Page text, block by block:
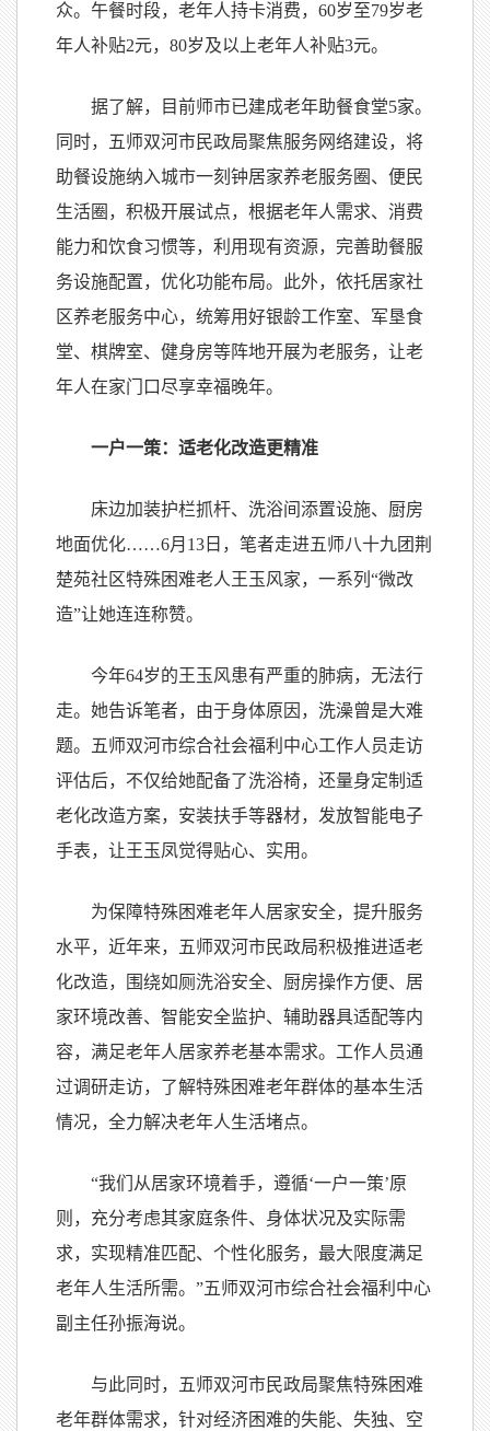
众。午餐时段，老年人持卡消费，60岁至79岁老
年人补贴2元，80岁及以上老年人补贴3元。
据了解，目前师市已建成老年助餐食堂5家。
同时，五师双河市民政局聚焦服务网络建设，将
助餐设施纳入城市一刻钟居家养老服务圈、便民
生活圈，积极开展试点，根据老年人需求、消费
能力和饮食习惯等，利用现有资源，完善助餐服
务设施配置，优化功能布局。此外，依托居家社
区养老服务中心，统筹用好银龄工作室、军垦食
堂、棋牌室、健身房等阵地开展为老服务，让老
年人在家门口尽享幸福晚年。
一户一策：适老化改造更精准
床边加装护栏抓杆、洗浴间添置设施、厨房
地面优化……6月13日，笔者走进五师八十九团荆
楚苑社区特殊困难老人王玉风家，一系列“微改
造”让她连连称赞。
今年64岁的王玉风患有严重的肺病，无法行
走。她告诉笔者，由于身体原因，洗澡曾是大难
题。五师双河市综合社会福利中心工作人员走访
评估后，不仅给她配备了洗浴椅，还量身定制适
老化改造方案，安装扶手等器材，发放智能电子
手表，让王玉凤觉得贴心、实用。
为保障特殊困难老年人居家安全，提升服务
水平，近年来，五师双河市民政局积极推进适老
化改造，围绕如厕洗浴安全、厨房操作方便、居
家环境改善、智能安全监护、辅助器具适配等内
容，满足老年人居家养老基本需求。工作人员通
过调研走访，了解特殊困难老年群体的基本生活
情况，全力解决老年人生活堵点。
“我们从居家环境着手，遵循‘一户一策’原
则，充分考虑其家庭条件、身体状况及实际需
求，实现精准匹配、个性化服务，最大限度满足
老年人生活所需。”五师双河市综合社会福利中心
副主任孙振海说。
与此同时，五师双河市民政局聚焦特殊困难
老年群体需求，针对经济困难的失能、失独、空